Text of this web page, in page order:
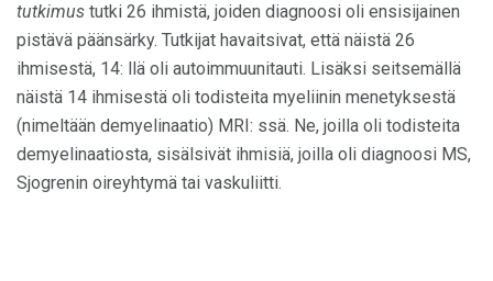
tutkimus tutki 26 ihmistä, joiden diagnoosi oli ensisijainen
pistävä päänsärky. Tutkijat havaitsivat, että näistä 26
ihmisestä, 14: llä oli autoimmuunitauti. Lisäksi seitsemällä
näistä 14 ihmisestä oli todisteita myeliinin menetyksestä
(nimeltään demyelinaatio) MRI: ssä. Ne, joilla oli todisteita
demyelinaatiosta, sisälsivät ihmisiä, joilla oli diagnoosi MS,
Sjogrenin oireyhtymä tai vaskuliitti.